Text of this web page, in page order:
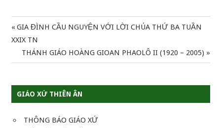
GIÁO XỨ THIÊN ÂN
THÔNG BÁO GIÁO XỨ
Điều
hướng
viết
Previous
Post:
GIA ĐÌNH CẦU NGUYỆN VỚI LỜI CHÚA THỨ BA TUẦN
XXIX TN
Next
Post:
THÁNH GIÁO HOÀNG GIOAN PHAOLÔ II (1920 – 2005)